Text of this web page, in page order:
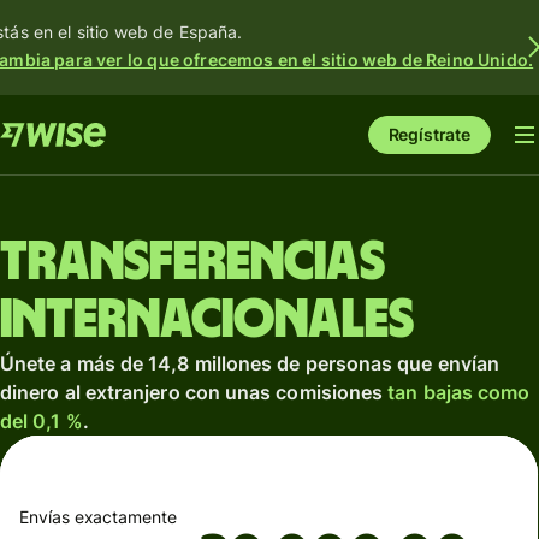
en el sitio web de España.
para ver lo que ofrecemos en el sitio web de Reino Unido.
Regístrate
Transferencias
internacionales
Únete a más de 14,8 millones de personas que envían
dinero al extranjero con unas comisionestan bajas como
del 0,1 %.
Envías exactamente